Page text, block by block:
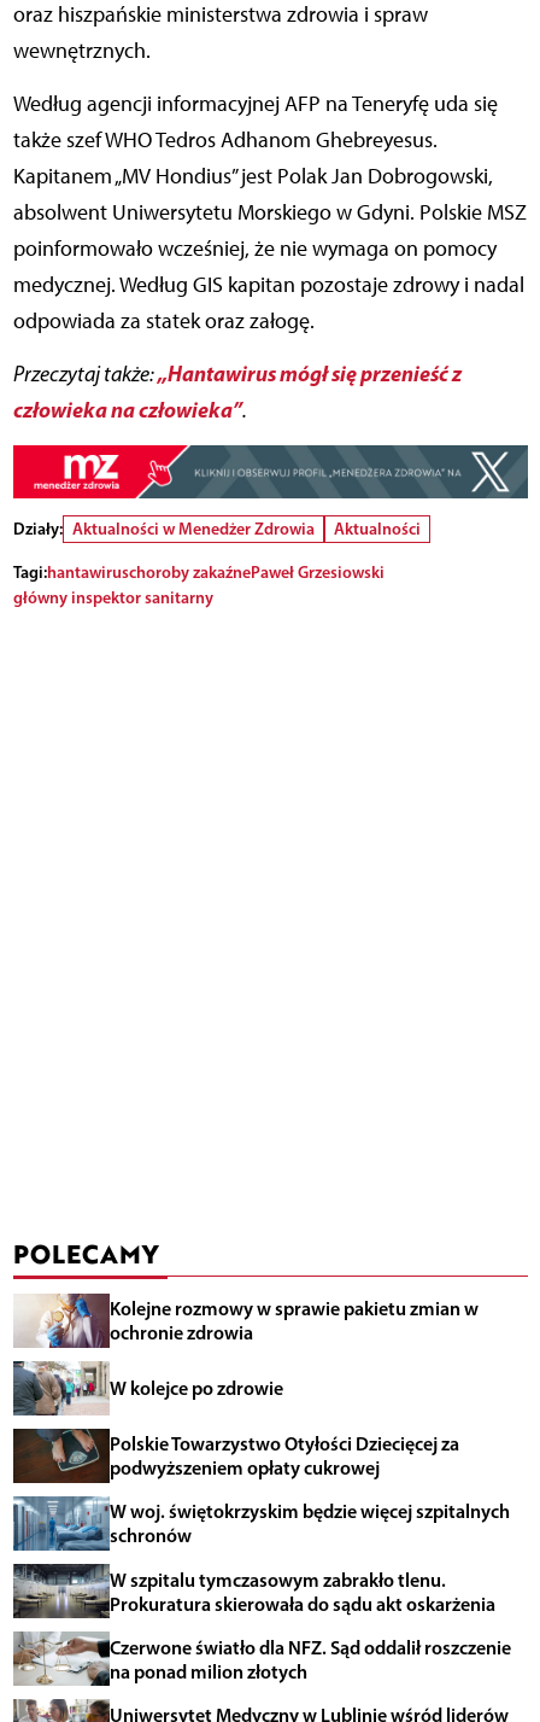
oraz hiszpańskie ministerstwa zdrowia i spraw
wewnętrznych.
Według agencji informacyjnej AFP na Teneryfę uda się
także szef WHO Tedros Adhanom Ghebreyesus.
Kapitanem „MV Hondius” jest Polak Jan Dobrogowski,
absolwent Uniwersytetu Morskiego w Gdyni. Polskie MSZ
poinformowało wcześniej, że nie wymaga on pomocy
medycznej. Według GIS kapitan pozostaje zdrowy i nadal
odpowiada za statek oraz załogę.
Przeczytaj także:„Hantawirus mógł się przenieść z
człowieka na człowieka”.
Działy: Aktualności w Menedżer Zdrowia
Aktualności
Tagi:hantawiruschoroby zakaźnePaweł Grzesiowski
główny inspektor sanitarny
POLECAMY
Kolejne rozmowy w sprawie pakietu zmian w
ochronie zdrowia
W kolejce po zdrowie
Polskie Towarzystwo Otyłości Dziecięcej za
podwyższeniem opłaty cukrowej
W woj. świętokrzyskim będzie więcej szpitalnych
schronów
W szpitalu tymczasowym zabrakło tlenu.
Prokuratura skierowała do sądu akt oskarżenia
Czerwone światło dla NFZ. Sąd oddalił roszczenie
na ponad milion złotych
Uniwersytet Medyczny w Lublinie wśród liderów